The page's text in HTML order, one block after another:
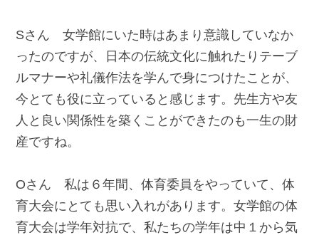
Sさん 女学館にいた時はあまり意識していなか
ったのですが、日本の伝統文化に触れたりテーブ
ルマナーや礼儀作法を学んで身につけたことが、
今とても役に立っていると感じます。先生方や友
人と良い関係性を築くことができたのも一生の財
産ですね。
Oさん 私は６年間、体育委員をやっていて、体
育大会にとても思い入れがあります。女学館の体
育大会は学年対抗で、私たちの学年は中１から気